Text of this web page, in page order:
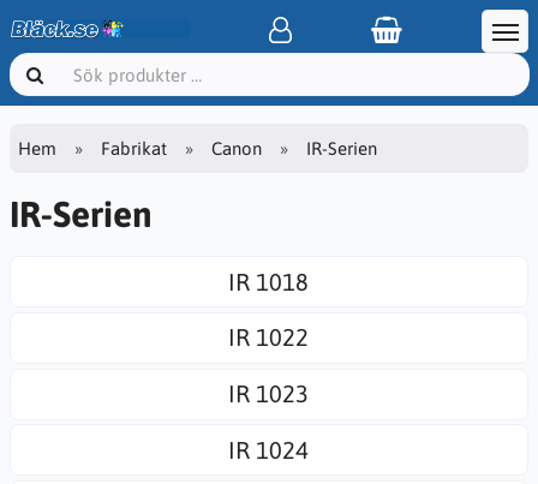
Hem Fabrikat Canon IR-Serien
IR-Serien
IR 1018
IR 1022
IR 1023
IR 1024